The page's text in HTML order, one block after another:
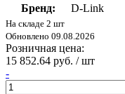
Бренд:
D-Link
На складе 2 шт
Обновлено 09.08.2026
Розничная цена:
15 852.64 руб. / шт
-